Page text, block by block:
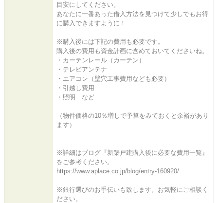
目安にしてください。
あなたに一番あった借入方法を見つけて少しでもお得
に購入できますように！
※購入後には下記の費用も必要です。
購入後の費用も資金計画に含めておいてくださいね。
・カーテンレール（カーテン）
・テレビアンテナ
・エアコン（壁穴工事費用なども必要）
・引越し費用
・照明 など
（物件価格の10％増しで予算をみておくと余裕があり
ます）
※詳細はブログ『新築戸建購入後に必要な費用一覧』
をご参考ください。
https://www.aplace.co.jp/blog/entry-160920/
※銀行選びのお手伝いも致します。お気軽にご相談く
ださい。